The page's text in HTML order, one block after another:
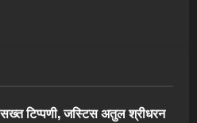
सख्त टिप्पणी, जस्टिस अतुल श्रीधरन